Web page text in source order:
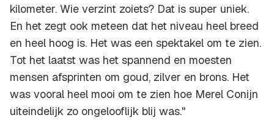
kilometer. Wie verzint zoiets? Dat is super uniek.
En het zegt ook meteen dat het niveau heel breed
en heel hoog is. Het was een spektakel om te zien.
Tot het laatst was het spannend en moesten
mensen afsprinten om goud, zilver en brons. Het
was vooral heel mooi om te zien hoe Merel Conijn
uiteindelijk zo ongelooflijk blij was."